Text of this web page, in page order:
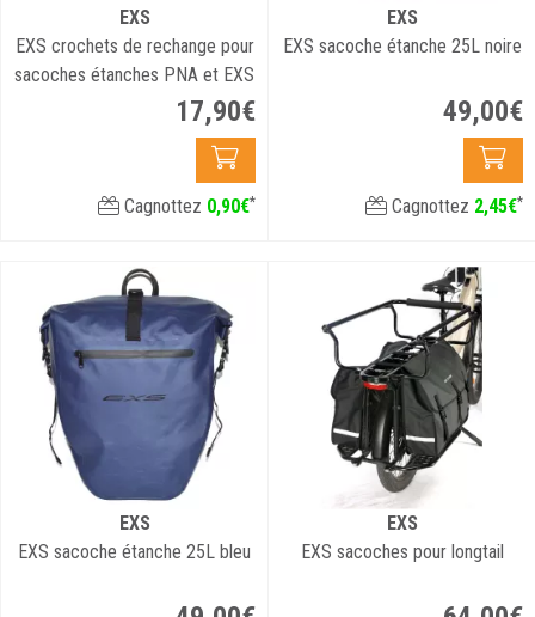
EXS
EXS crochets de rechange pour
sacoches étanches PNA et EXS
17,90€
Cagnottez 0,90€*
EXS
EXS sacoche étanche 25L noire
49,00€
Cagnottez 2,45€*
EXS
EXS sacoche étanche 25L bleu
EXS
EXS sacoches pour longtail